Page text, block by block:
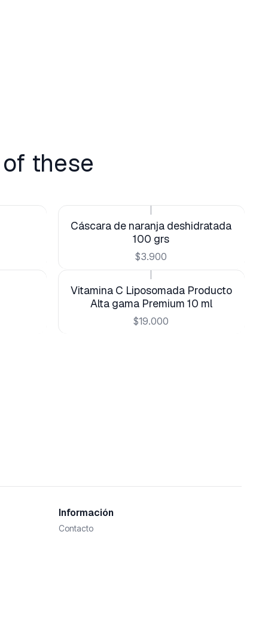
these
Cáscara de naranja deshidratada
100 grs
$3.900
Vitamina C Liposomada Producto
Alta gama Premium 10 ml
$19.000
Información
Contacto